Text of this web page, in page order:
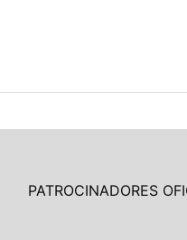
PATROCINADORES